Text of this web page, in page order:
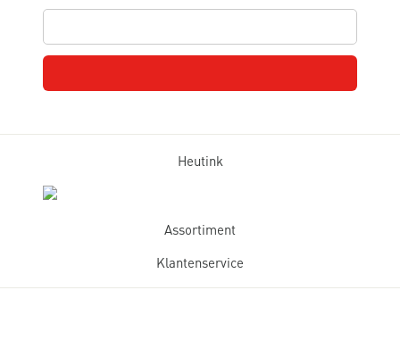
Heutink
Assortiment
Klantenservice